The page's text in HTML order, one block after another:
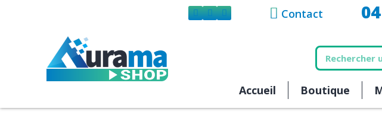
Contact
Accueil Boutique